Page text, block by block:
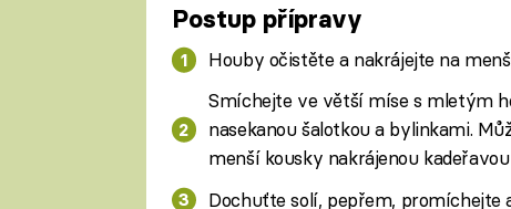
Postup přípravy
Houby očistěte a nakrájejte na
Smíchejte ve větší míse s mletým
nasekanou šalotkou a bylinkami.
menší kousky nakrájenou
Dochuťte solí, pepřem, promíchejte